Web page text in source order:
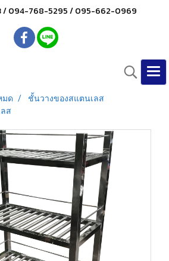
/ 094-768-5295 / 095-662-0969
มด
ชั้นวางของสแตนเลส
ส